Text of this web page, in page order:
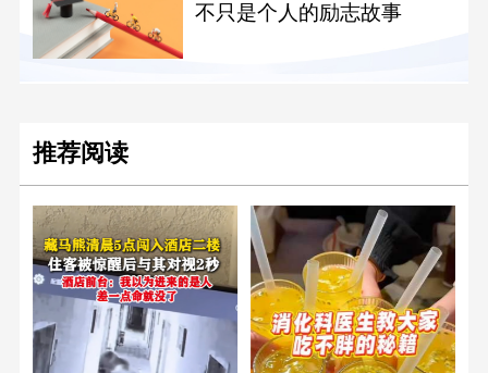
不只是个人的励志故事
推荐阅读